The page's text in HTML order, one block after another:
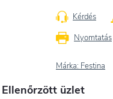
Nyomtatás
Kérdés
Márka: Festina
Ellenőrzött üzlet